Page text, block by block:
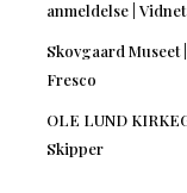
anmeldelse |
Skovgaard
Fresco
OLE LUND
Skipper